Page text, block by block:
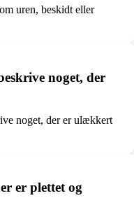
uren, beskidt eller
noget, der
noget, der er ulækkert
er plettet og